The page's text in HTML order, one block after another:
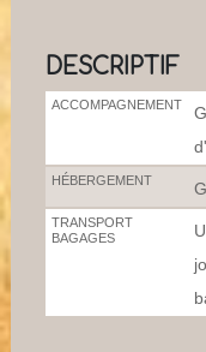
DESCRIPTIF
ACCOMPAGNEMENT
HÉBERGEMENT
TRANSPORT
BAGAGES